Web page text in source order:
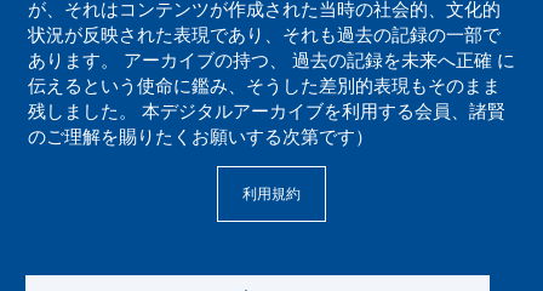
写真
が、それはコンテンツが作成された当時の社会的、文化的
状況が反映された表現であり、それも過去の記録の一部で
あります。 アーカイブの持つ、 過去の記録を未来へ正確 に
伝えるという使命に鑑み、そうした差別的表現もそのまま
残しました。 本デジタルアーカイブを利用する会員、諸賢
のご理解を賜りたくお願いする次第です）
利用規約